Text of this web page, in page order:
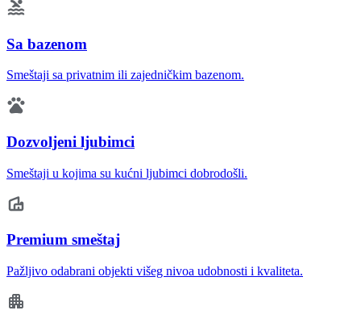
Sa bazenom
Smeštaji sa privatnim ili zajedničkim bazenom.
Dozvoljeni ljubimci
Smeštaji u kojima su kućni ljubimci dobrodošli.
Premium smeštaj
Pažljivo odabrani objekti višeg nivoa udobnosti i kvaliteta.